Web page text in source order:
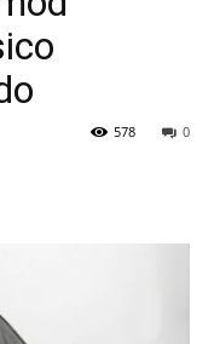
0
578